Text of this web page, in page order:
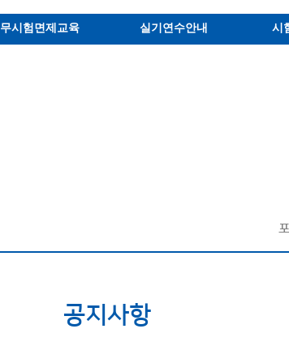
무시험면제교육 실기연수안내 시
공지사항